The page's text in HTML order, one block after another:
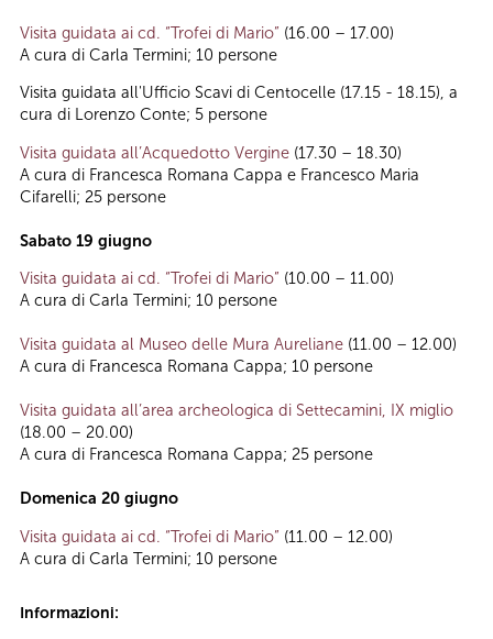
Visita guidata ai cd. “Trofei di Mario” (16.00 – 17.00)
A cura di Carla Termini; 10 persone
Visita guidata all'Ufficio Scavi di Centocelle (17.15 - 18.15), a
cura di Lorenzo Conte; 5 persone
Visita guidata all’Acquedotto Vergine (17.30 – 18.30)
A cura di Francesca Romana Cappa e Francesco Maria
Cifarelli; 25 persone
Sabato 19 giugno
Visita guidata ai cd. “Trofei di Mario” (10.00 – 11.00)
A cura di Carla Termini; 10 persone
Visita guidata al Museo delle Mura Aureliane (11.00 – 12.00)
A cura di Francesca Romana Cappa; 10 persone
Visita guidata all’area archeologica di Settecamini, IX miglio
(18.00 – 20.00)
A cura di Francesca Romana Cappa; 25 persone
Domenica 20 giugno
Visita guidata ai cd. “Trofei di Mario” (11.00 – 12.00)
A cura di Carla Termini; 10 persone
Informazioni: